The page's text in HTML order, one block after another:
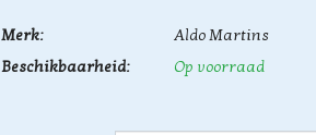
Merk:
Aldo Martins
Beschikbaarheid:
Op voorraad